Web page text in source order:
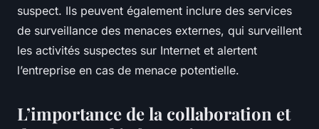
suspect. Ils peuvent également inclure des services
de surveillance des menaces externes, qui surveillent
les activités suspectes sur Internet et alertent
l’entreprise en cas de menace potentielle.
L’importance de la collaboration et